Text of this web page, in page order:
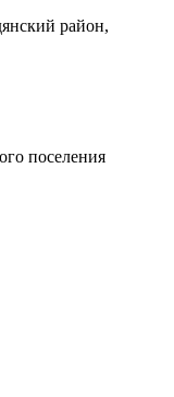
район,
поселения